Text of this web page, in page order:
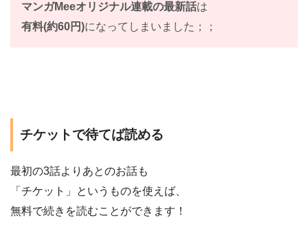
マンガMeeオリジナル連載の最新話は
有料(約60円)になってしまいました；；
チケットで待てば読める
最初の3話よりあとのお話も
「チケット」というものを使えば、
無料で続きを読むことができます！